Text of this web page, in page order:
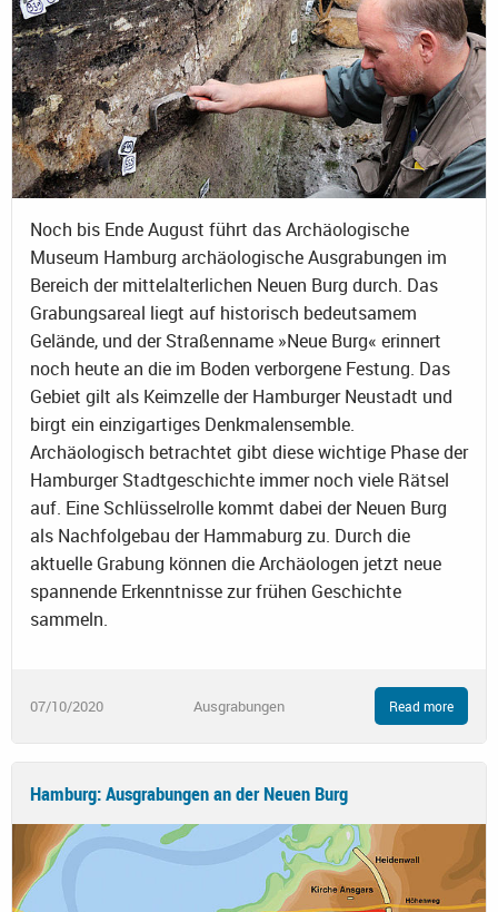
Noch bis Ende August führt das Archäologische
Museum Hamburg archäologische Ausgrabungen im
Bereich der mittelalterlichen Neuen Burg durch. Das
Grabungsareal liegt auf historisch bedeutsamem
Gelände, und der Straßenname »Neue Burg« erinnert
noch heute an die im Boden verborgene Festung. Das
Gebiet gilt als Keimzelle der Hamburger Neustadt und
birgt ein einzigartiges Denkmalensemble.
Archäologisch betrachtet gibt diese wichtige Phase der
Hamburger Stadtgeschichte immer noch viele Rätsel
auf. Eine Schlüsselrolle kommt dabei der Neuen Burg
als Nachfolgebau der Hammaburg zu. Durch die
aktuelle Grabung können die Archäologen jetzt neue
spannende Erkenntnisse zur frühen Geschichte
sammeln.
07/10/2020 Ausgrabungen Read more
Hamburg: Ausgrabungen an der Neuen Burg